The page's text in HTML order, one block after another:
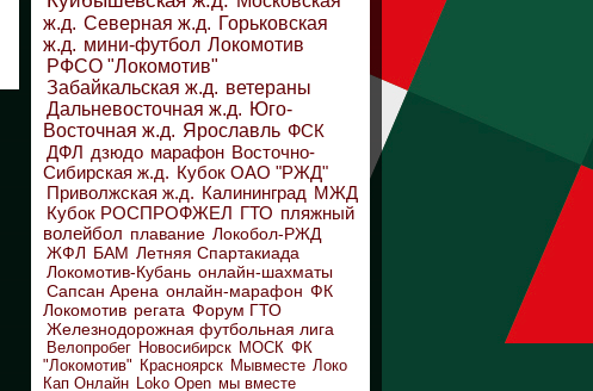
ж.д. Северная ж.д. Горьковская
ж.д. мини-футбол Локомотив
РФСО "Локомотив"
Забайкальская ж.д. ветераны
Дальневосточная ж.д. Юго-
Восточная ж.д. Ярославль ФСК
ДФЛ дзюдо марафон Восточно-
Сибирская ж.д. Кубок ОАО "РЖД"
Приволжская ж.д. Калининград МЖД
Кубок РОСПРОФЖЕЛ ГТО пляжный
волейбол плавание Локобол-РЖД
ЖФЛ БАМ Летняя Спартакиада
Локомотив-Кубань онлайн-шахматы
Сапсан Арена онлайн-марафон ФК
Локомотив регата Форум ГТО
Железнодорожная футбольная лига
Велопробег Новосибирск МОСК ФК
"Локомотив" Красноярск Мывместе Локо
Кап Онлайн Loko Open мы вместе